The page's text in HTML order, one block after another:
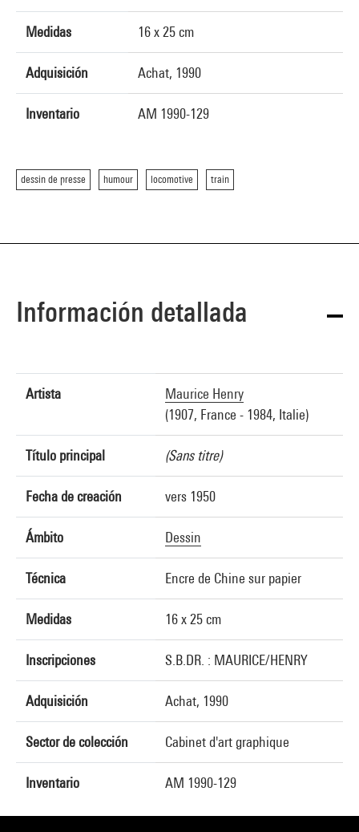
Medidas 16 x 25 cm
Adquisición Achat, 1990
Inventario AM 1990-129
dessin de presse humour locomotive train
Información detallada
Artista
Maurice Henry
(1907, France - 1984, Italie)
Título principal (Sans titre)
Fecha de creación vers 1950
Ámbito Dessin
Técnica Encre de Chine sur papier
Medidas 16 x 25 cm
Inscripciones S.B.DR. : MAURICE/HENRY
Adquisición Achat, 1990
Sector de colección Cabinet d'art graphique
Inventario AM 1990-129